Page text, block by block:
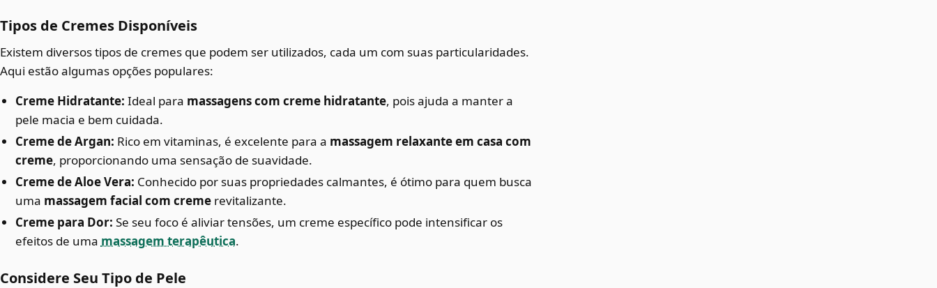
Tipos de Cremes Disponíveis
Existem diversos tipos de cremes que podem ser utilizados, cada um com suas particularidades.
Aqui estão algumas opções populares:
Creme Hidratante: Ideal para massagens com creme hidratante, pois ajuda a manter a
pele macia e bem cuidada.
Creme de Argan: Rico em vitaminas, é excelente para a massagem relaxante em casa com
creme, proporcionando uma sensação de suavidade.
Creme de Aloe Vera: Conhecido por suas propriedades calmantes, é ótimo para quem busca
uma massagem facial com cremerevitalizante.
Creme para Dor: Se seu foco é aliviar tensões, um creme específico pode intensificar os
efeitos de uma massagem terapêutica.
Considere Seu Tipo de Pele